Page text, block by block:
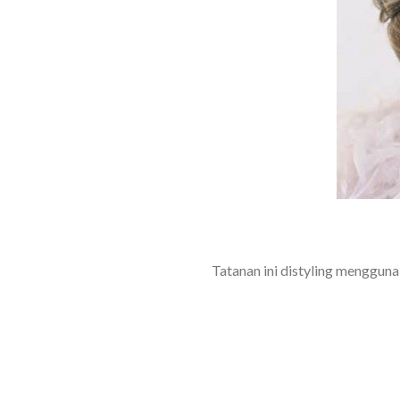
Tatanan ini distyling